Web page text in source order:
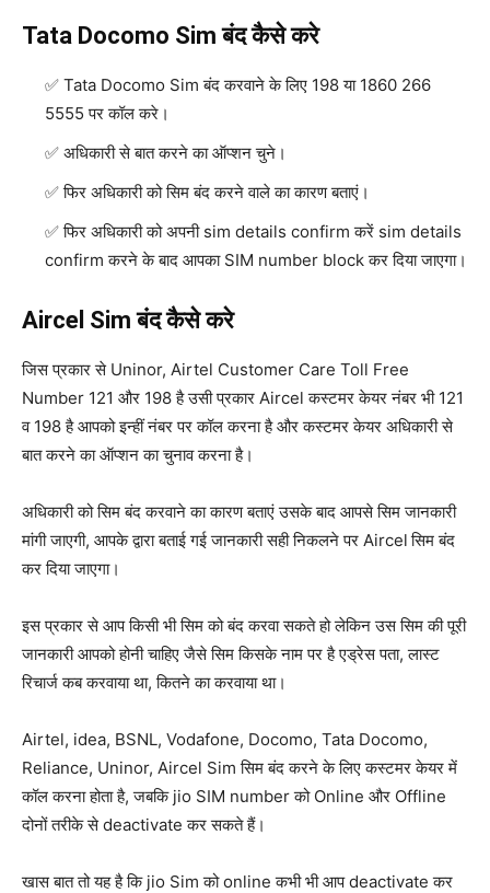
Tata Docomo Sim बंद कैसे करे
Tata Docomo Sim बंद करवाने के लिए 198 या 1860 266
5555 पर कॉल करे।
अधिकारी से बात करने का ऑप्शन चुने।
फिर अधिकारी को सिम बंद करने वाले का कारण बताएं।
फिर अधिकारी को अपनी sim details confirm करें sim details
confirm करने के बाद आपका SIM number block कर दिया जाएगा।
Aircel Sim बंद कैसे करे
जिस प्रकार से Uninor, Airtel Customer Care Toll Free
Number 121 और 198 है उसी प्रकार Aircel कस्टमर केयर नंबर भी 121
व 198 है आपको इन्हीं नंबर पर कॉल करना है और कस्टमर केयर अधिकारी से
बात करने का ऑप्शन का चुनाव करना है।
अधिकारी को सिम बंद करवाने का कारण बताएं उसके बाद आपसे सिम जानकारी
मांगी जाएगी, आपके द्वारा बताई गई जानकारी सही निकलने पर Aircel सिम बंद
कर दिया जाएगा।
इस प्रकार से आप किसी भी सिम को बंद करवा सकते हो लेकिन उस सिम की पूरी
जानकारी आपको होनी चाहिए जैसे सिम किसके नाम पर है एड्रेस पता, लास्ट
रिचार्ज कब करवाया था, कितने का करवाया था।
Airtel, idea, BSNL, Vodafone, Docomo, Tata Docomo,
Reliance, Uninor, Aircel Sim सिम बंद करने के लिए कस्टमर केयर में
कॉल करना होता है, जबकि jio SIM number को Online और Offline
दोनों तरीके से deactivate कर सकते हैं।
खास बात तो यह है कि jio Sim को online कभी भी आप deactivate कर